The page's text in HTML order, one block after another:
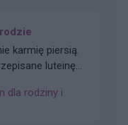
karmię piersią.
luteinę l,
które również
odklejały się.
dla rodziny i